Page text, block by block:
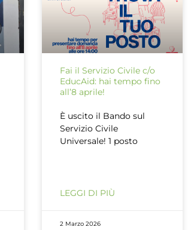
Fai il Servizio Civile c/o
EducAid: hai tempo fino
all’8 aprile!
È uscito il Bando sul
Servizio Civile
Universale! 1 posto
LEGGI DI PIÙ
2 Marzo 2026